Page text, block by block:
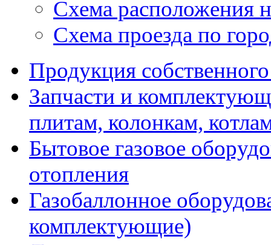
Схема расположения
Схема проезда по
Продукция
Запчасти и
плитам, колонкам,
Бытовое газовое
отопления
Газобаллонное
комплектующие)